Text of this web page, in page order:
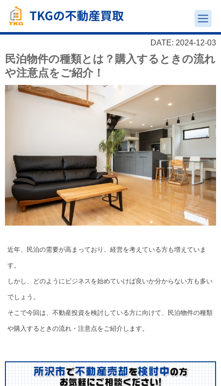
DATE: 2024-12-03
民泊物件の種類とは？購入するときの流れ
や注意点をご紹介！
近年、民泊の需要が高まっており、経営を考えている方も増えていま
す。
しかし、どのようにビジネスを始めていけば良いか分からない方も多い
でしょう。
そこで今回は、不動産投資を検討している方に向けて、民泊物件の種類
や購入するときの流れ・注意点をご紹介します。